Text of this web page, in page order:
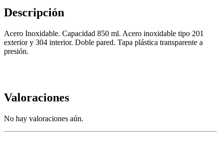
Descripción
Acero Inoxidable. Capacidad 850 ml. Acero inoxidable tipo 201
exterior y 304 interior. Doble pared. Tapa plástica transparente a
presión.
Valoraciones
No hay valoraciones aún.